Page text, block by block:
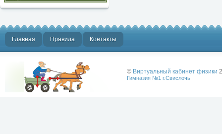
Главная Правила Контакты
© Виртуальный кабинет физики
Гимназия №1 г.Свислочь